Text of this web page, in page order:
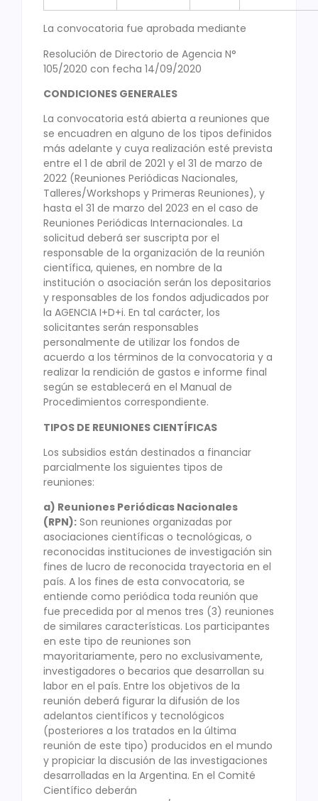
La convocatoria fue aprobada mediante
Resolución de Directorio de Agencia N°
105/2020 con fecha 14/09/2020
CONDICIONES GENERALES
La convocatoria está abierta a reuniones que
se encuadren en alguno de los tipos definidos
más adelante y cuya realización esté prevista
entre el 1 de abril de 2021 y el 31 de marzo de
2022 (Reuniones Periódicas Nacionales,
Talleres/Workshops y Primeras Reuniones), y
hasta el 31 de marzo del 2023 en el caso de
Reuniones Periódicas Internacionales. La
solicitud deberá ser suscripta por el
responsable de la organización de la reunión
científica, quienes, en nombre de la
institución o asociación serán los depositarios
y responsables de los fondos adjudicados por
la AGENCIA I+D+i. En tal carácter, los
solicitantes serán responsables
personalmente de utilizar los fondos de
acuerdo a los términos de la convocatoria y a
realizar la rendición de gastos e informe final
según se establecerá en el Manual de
Procedimientos correspondiente.
TIPOS DE REUNIONES CIENTÍFICAS
Los subsidios están destinados a financiar
parcialmente los siguientes tipos de
reuniones:
a) Reuniones Periódicas Nacionales
(RPN): Son reuniones organizadas por
asociaciones científicas o tecnológicas, o
reconocidas instituciones de investigación sin
fines de lucro de reconocida trayectoria en el
país. A los fines de esta convocatoria, se
entiende como periódica toda reunión que
fue precedida por al menos tres (3) reuniones
de similares características. Los participantes
en este tipo de reuniones son
mayoritariamente, pero no exclusivamente,
investigadores o becarios que desarrollan su
labor en el país. Entre los objetivos de la
reunión deberá figurar la difusión de los
adelantos científicos y tecnológicos
(posteriores a los tratados en la última
reunión de este tipo) producidos en el mundo
y propiciar la discusión de las investigaciones
desarrolladas en la Argentina. En el Comité
Científico deberán